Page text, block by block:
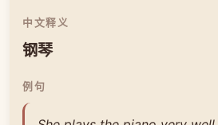
中文释义
钢琴
例句